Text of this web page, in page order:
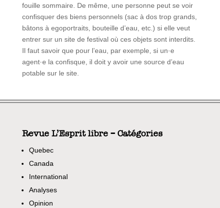
fouille sommaire. De même, une personne peut se voir
confisquer des biens personnels (sac à dos trop grands,
bâtons à egoportraits, bouteille d’eau, etc.) si elle veut
entrer sur un site de festival où ces objets sont interdits.
Il faut savoir que pour l’eau, par exemple, si un·e
agent·e la confisque, il doit y avoir une source d’eau
potable sur le site.
Revue L’Esprit libre – Catégories
Quebec
Canada
International
Analyses
Opinion